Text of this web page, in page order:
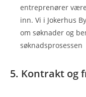
entreprenører
inn. Vi i Jokerhus
om søknader og
søknadsprosessen
5. Kontrakt og